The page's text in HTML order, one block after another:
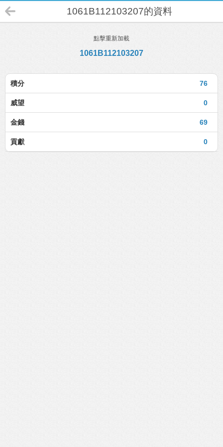
1061B112103207的資料
點擊重新加載
1061B112103207
76
積分
0
威望
69
金錢
0
貢獻